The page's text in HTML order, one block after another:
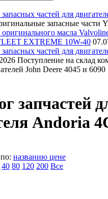
частей для
запасные части
масла
EXTREME 10W-40
частей для
Поступление на склад
John Deere 4045 и 6090
запчастей
Andoria
названию цене
40 80 120 200 Все